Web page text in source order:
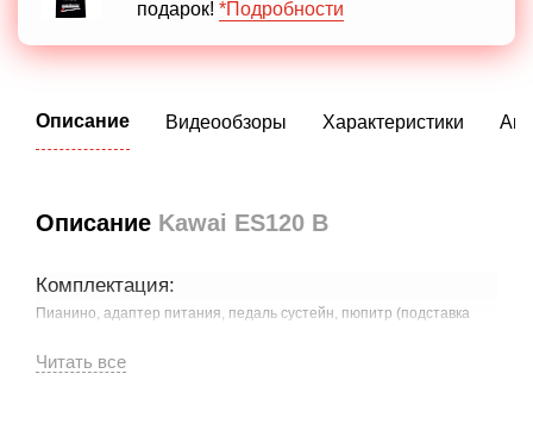
подарок! *Подробности
Описание Видеообзоры Характеристики
Описание Kawai ES120 B
Комплектация:
Пианино, адаптер питания, педаль сустейн, пюпитр (подставка